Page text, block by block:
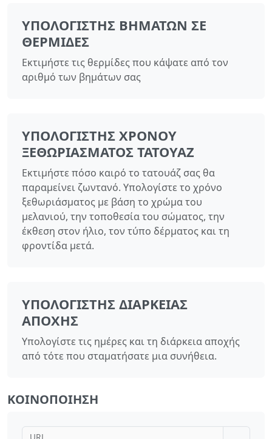
ΥΠΟΛΟΓΙΣΤΉΣ ΒΗΜΆΤΩΝ ΣΕ
ΘΕΡΜΊΔΕΣ
Εκτιμήστε τις θερμίδες που κάψατε από τον
αριθμό των βημάτων σας
ΥΠΟΛΟΓΙΣΤΉΣ ΧΡΌΝΟΥ
ΞΕΘΩΡΙΆΣΜΑΤΟΣ ΤΑΤΟΥΆΖ
Εκτιμήστε πόσο καιρό το τατουάζ σας θα
παραμείνει ζωντανό. Υπολογίστε το χρόνο
ξεθωριάσματος με βάση το χρώμα του
μελανιού, την τοποθεσία του σώματος, την
έκθεση στον ήλιο, τον τύπο δέρματος και τη
φροντίδα μετά.
ΥΠΟΛΟΓΙΣΤΉΣ ΔΙΆΡΚΕΙΑΣ
ΑΠΟΧΉΣ
Υπολογίστε τις ημέρες και τη διάρκεια αποχής
από τότε που σταματήσατε μια συνήθεια.
ΚΟΙΝΟΠΟΊΗΣΗ